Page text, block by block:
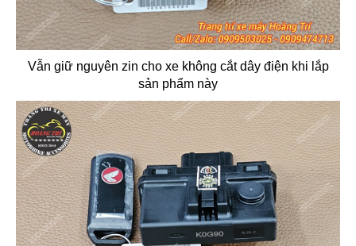
Vẫn giữ nguyên zin cho xe không cắt dây điện khi lắp
sản phẩm này